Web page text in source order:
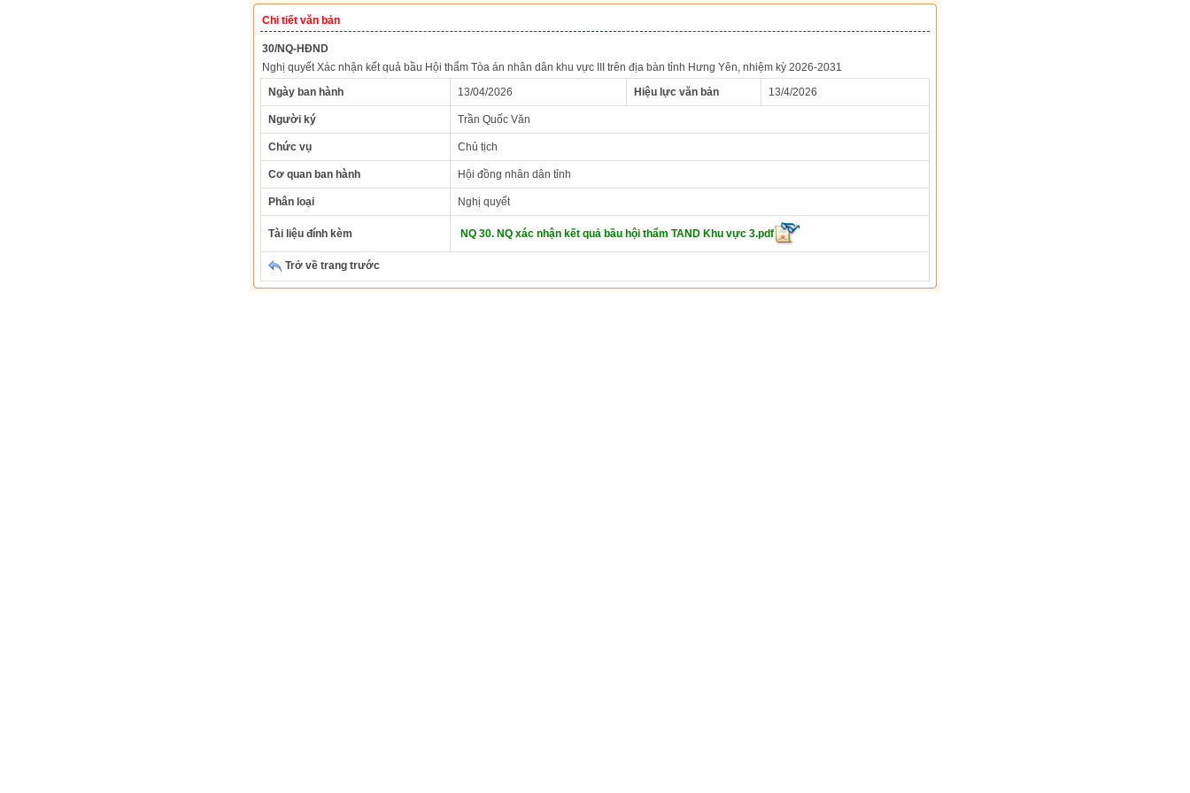
Chi tiết văn bản
30/NQ-HĐND
Nghị quyết Xác nhận kết quả bầu Hội thẩm Tòa án nhân dân khu vực III trên địa bàn tỉnh Hưng Yên, nhiệm kỳ 2026-2031
Ngày ban hành
13/04/2026 Hiệu lực văn bản 13/4/2026
Người ký Trần Quốc Văn
Chức vụ Chủ tịch
Cơ quan ban hành Hội đồng nhân dân tỉnh
Phân loại Nghị quyết
Tài liệu đính kèm NQ 30. NQ xác nhận kết quả bầu hội thẩm TAND Khu vực 3.pdf
Trở về trang trước